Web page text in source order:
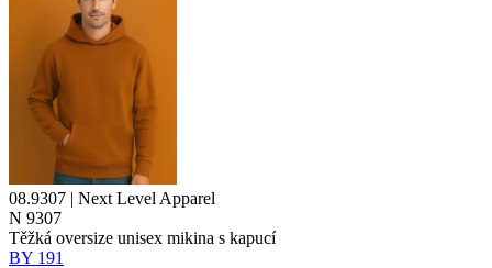
08.9307 | Next Level Apparel
N 9307
Těžká oversize unisex mikina s kapucí
BY 191